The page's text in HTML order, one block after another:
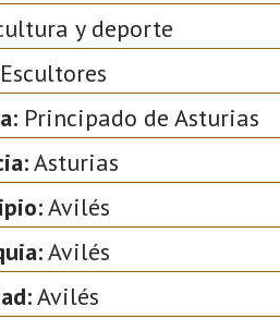
y deporte
Principado de Asturias
Asturias
Avilés
Avilés
Avilés